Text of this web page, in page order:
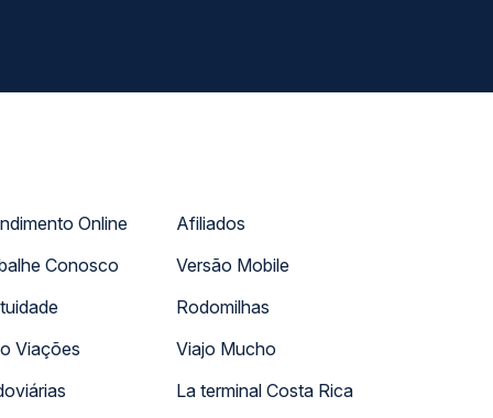
Online
Conosco
Viações
Afiliados
Versão Mobile
Rodomilhas
Viajo Mucho
La terminal Costa Rica